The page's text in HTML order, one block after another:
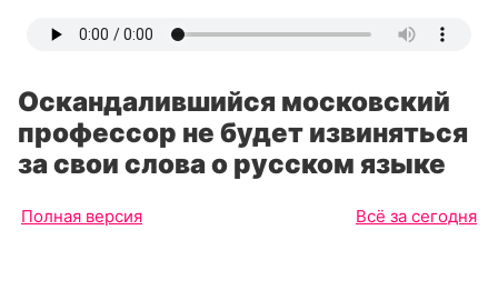
Оскандалившийся московский
профессор не будет извиняться
за свои слова о русском языке
Полная версия Всё за сегодня